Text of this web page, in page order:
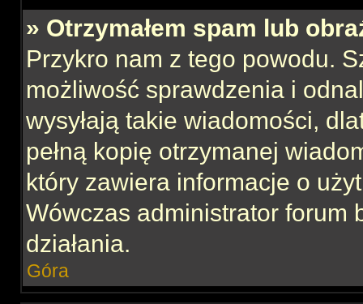
» Otrzymałem spam lub
Przykro nam z tego powodu.
możliwość sprawdzenia i
wysyłają takie wiadomości,
pełną kopię otrzymanej
który zawiera informacje o
Wówczas administrator forum
działania.
Góra